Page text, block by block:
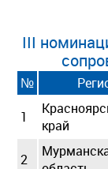
III
№
1
край
2